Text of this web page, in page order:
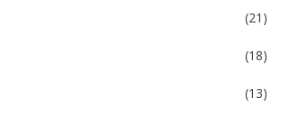
(21)
(18)
(13)